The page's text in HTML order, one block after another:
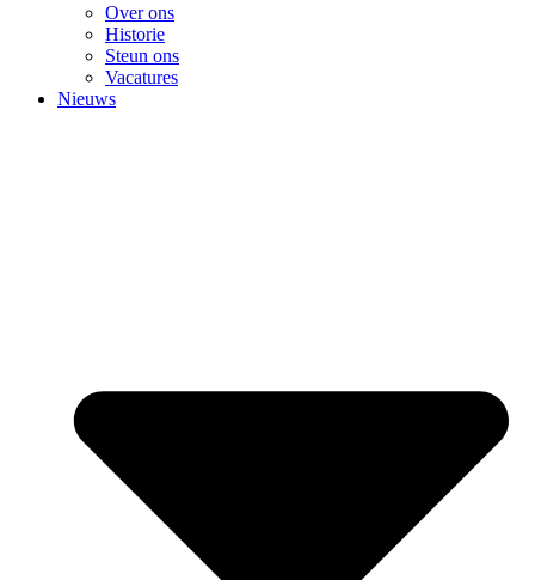
Over ons
Historie
Steun ons
Vacatures
Nieuws